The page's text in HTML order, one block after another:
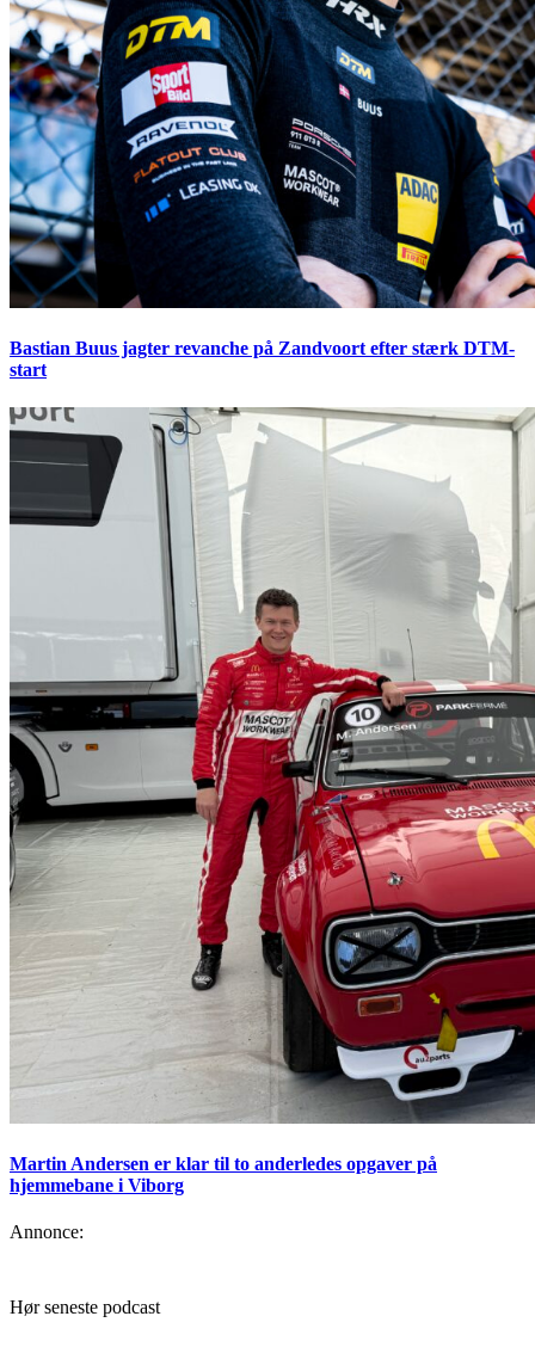
Bastian Buus jagter revanche på Zandvoort efter stærk DTM-
start
Martin Andersen er klar til to anderledes opgaver på
hjemmebane i Viborg
Annonce:
Hør seneste podcast